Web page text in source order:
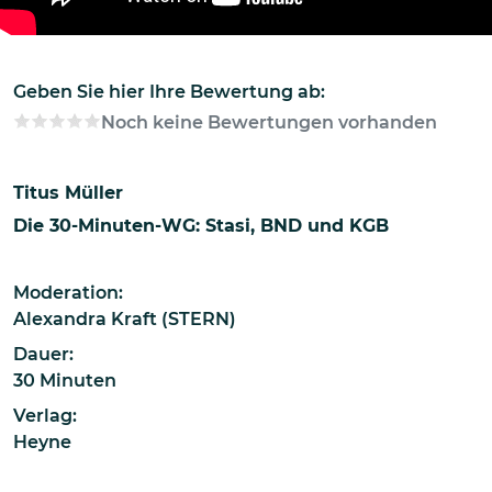
Geben Sie hier Ihre Bewertung ab:
Noch keine Bewertungen vorhanden
Titus Müller
Die 30-Minuten-WG: Stasi, BND und KGB
Moderation:
Alexandra Kraft (STERN)
Dauer:
30 Minuten
Verlag:
Heyne